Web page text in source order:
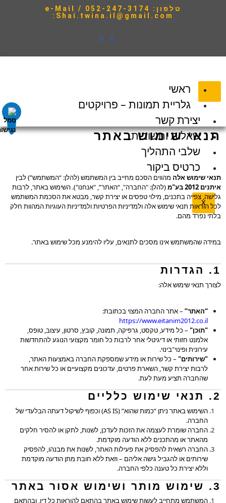
טלפון: 052-247-3174 / e-Mail
:Shai.twina.il@gmail.com
ראשי
גלריית תמונות – פרויקטים
יצירת קשר
שאלות ותשובות
שלבי התהליך
כרטיס ביקור
X
תנאי שימוש באתר
תנאי שימוש אלה מהווים הסכם מחייב בין המשתמש (להלן: “המשתמש”) לבין
איתנים 2012 בע"מ
(להלן: "החברה", “האתר”, "אנחנו"). השימוש באתר, לרבות
גלישה, צפייה בתכנים, מילוי טפסים או יצירת קשר, מבטא את הסכמת המשתמש
לכל הוראות תנאי שימוש אלה ולמדיניות הפרטיות ולמדיניות העוגיות המהוות חלק
בלתי נפרד מהם.
במידה שהמשתמש אינו מסכים לתנאים, עליו להימנע מכל שימוש באתר.
1. הגדרות
לצורך תנאי שימוש אלה:
“האתר” – אתר החברה המצוי בכתובת:
https://www.eitanim2012.co.il
"תוכן" – כל מידע, טקסט, גרפיקה, תמונה, קובץ, סרטון, עיצוב, טופס,
אלמנט חזותי או דיגיטלי אחר לרבות כל חומר מקצועי הנוגע להתחדשות
עירונית ופינוי־בינוי.
"שירותים" – כל שירות או מידע שמספקת החברה באמצעות האתר,
לרבות יצירת קשר, השארת פרטים, עדכונים מקצועיים או כל שירות אחר
שהחברה תציע מעת לעת.
2. תנאי שימוש כלליים
השימוש באתר ניתן “כמות שהוא” (AS IS) וכפוף לשיקול דעתה הבלעדי של
החברה.
החברה שומרת לעצמה את הזכות לעדכן, לשנות, לתקן או להסיר חלקים
מהאתר או מהתכנים ללא הודעה מוקדמת.
החברה רשאית להפסיק את פעילות האתר, לשנות את מבנהו, להפסיק
שירותים או להגביל גישה אליהם – וזאת ללא חובת מתן הודעה מוקדמת
וללא יצירת כל טענה כלפי החברה.
3. שימוש מותר ושימוש אסור באתר
המשתמש מתחייב לעשות שימוש באתר בהתאם להוראות כל דין, ובהתאם
settings
zoom_out זום (הקטנה)
zoom_in זום (הגדלה)
remove_circle_outline הקטנת גופן
add_circle_outline הגדלת גופן
spellcheck גופן קריא
brightness_high ניגודיות בהירה
brightness_low ניגודיות כהה
format_underlined
סמן קישורים